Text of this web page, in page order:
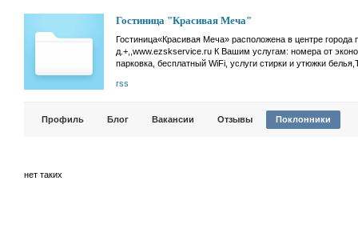
Гостиница "Красивая Меча"
Гостиница«Красивая Меча» расположена в центре города
д.+,,www.ezskservice.ru К Вашим услугам: номера от
парковка, бесплатный WiFi, услуги стирки и утюжки
rss
Профиль Блог Вакансии Отзывы Поклонники
нет таких